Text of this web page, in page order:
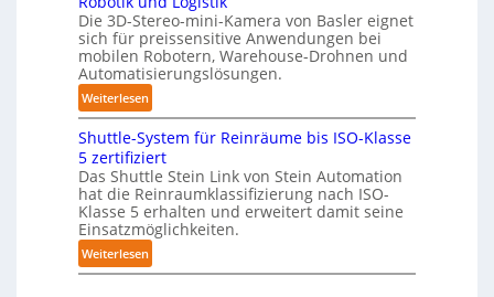
f
ü
r
T
a
c
h
r
o
b
o
t
e
r
u
n
g
s
t
r
e
f
f
0
-
H
a
n
d
l
n
g
-
S
y
s
t
Die 3D-Stereo-mini-Kamera von Basler eignet
sich für preissensitive Anwendungen bei
mobilen Robotern, Warehouse-Drohnen und
Automatisierungslösungen.
Weiterlesen:
K
o
m
p
a
k
t
e
Shuttle-System für Reinräume bis ISO-Klasse
5 zertifiziert
Das Shuttle Stein Link von Stein Automation
hat die Reinraumklassifizierung nach ISO-
Klasse 5 erhalten und erweitert damit seine
Einsatzmöglichkeiten.
Weiterlesen:
S